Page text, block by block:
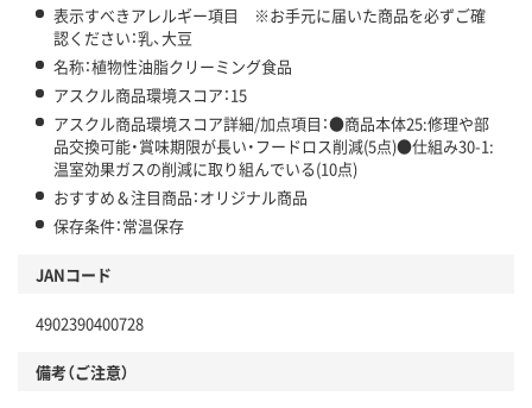
表示すべきアレルギー項目 ※お手元に届いた商品を必ずご確
認ください：乳、大豆
名称：植物性油脂クリーミング食品
アスクル商品環境スコア：15
アスクル商品環境スコア詳細/加点項目：●商品本体25:修理や部
品交換可能・賞味期限が長い・フードロス削減(5点)●仕組み30-1:
温室効果ガスの削減に取り組んでいる(10点)
おすすめ＆注目商品：オリジナル商品
保存条件：常温保存
JANコード
4902390400728
備考（ご注意）